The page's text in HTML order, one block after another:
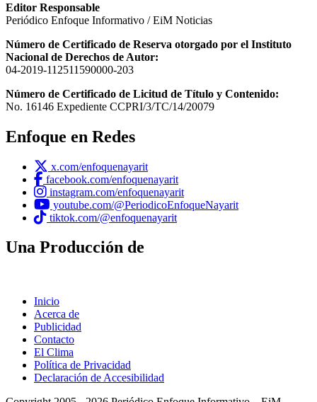
Editor Responsable
Periódico Enfoque Informativo / EiM Noticias
Número de Certificado de Reserva otorgado por el Instituto
Nacional de Derechos de Autor:
04-2019-112511590000-203
Número de Certificado de Licitud de Título y Contenido:
No. 16146 Expediente CCPRI/3/TC/14/20079
Enfoque en Redes
x.com/enfoquenayarit
facebook.com/enfoquenayarit
instagram.com/enfoquenayarit
youtube.com/@PeriodicoEnfoqueNayarit
tiktok.com/@enfoquenayarit
Una Producción de
Inicio
Acerca de
Publicidad
Contacto
El Clima
Política de Privacidad
Declaración de Accesibilidad